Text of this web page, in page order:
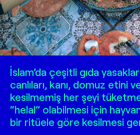
İslam’da çeşitli gıda
canlıları, kanı, domuz etini
kesilmemiş her şeyi
“helal” olabilmesi için
bir ritüele göre kesilmesi